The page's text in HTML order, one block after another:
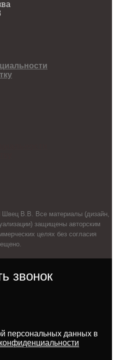
В.В. Все материалы (дизайн,
защищены авторским
целях без согласия
звонок
персональных данных в